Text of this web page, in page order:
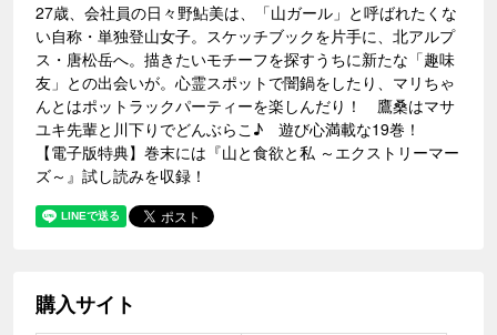
27歳、会社員の日々野鮎美は、「山ガール」と呼ばれたくな
い自称・単独登山女子。スケッチブックを片手に、北アルプ
ス・唐松岳へ。描きたいモチーフを探すうちに新たな「趣味
友」との出会いが。心霊スポットで闇鍋をしたり、マリちゃ
んとはポットラックパーティーを楽しんだり！ 鷹桑はマサ
ユキ先輩と川下りでどんぶらこ♪ 遊び心満載な19巻！
【電子版特典】巻末には『山と食欲と私 ～エクストリーマー
ズ～』試し読みを収録！
購入サイト